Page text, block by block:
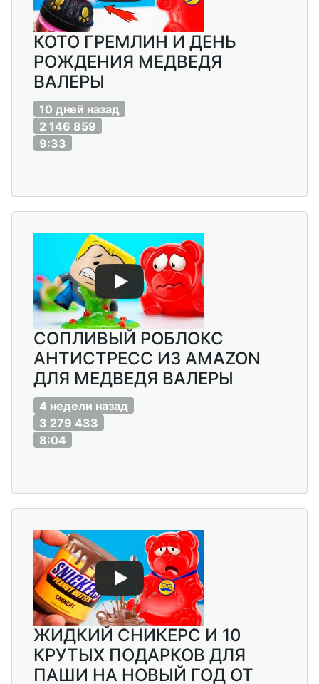
КОТО ГРЕМЛИН И ДЕНЬ
РОЖДЕНИЯ МЕДВЕДЯ
ВАЛЕРЫ
10 дней назад
2 146 859
9:33
СОПЛИВЫЙ РОБЛОКС
АНТИСТРЕСС ИЗ AMAZON
ДЛЯ МЕДВЕДЯ ВАЛЕРЫ
4 недели назад
3 279 433
8:04
ЖИДКИЙ СНИКЕРС И 10
КРУТЫХ ПОДАРКОВ ДЛЯ
ПАШИ НА НОВЫЙ ГОД ОТ